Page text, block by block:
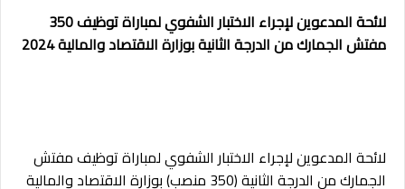
ل
ائحة المدعوين لإجراء الاختبار الشفوي لمباراة توظيف 350
مفتش الجمارك من الدرجة الثانية بوزارة الاقتصاد والمالية 2024
لائحة المدعوين لإجراء الاختبار الشفوي لمباراة توظيف مفتش
الجمارك من الدرجة الثانية (350 منصب) بوزارة الاقتصاد والمالية